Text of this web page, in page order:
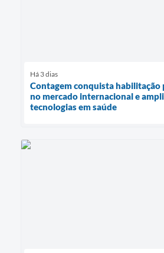
Há 3 dias
Contagem conquista habilitação
no mercado internacional e
tecnologias em saúde